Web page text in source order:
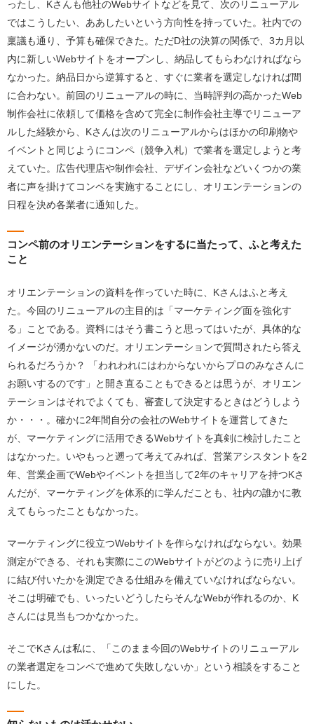
ったし、Kさんも他社のWebサイトなどを見て、次のリニューアル
ではこうしたい、ああしたいという方向性を持っていた。社内での
稟議も通り、予算も確保できた。ただD社の決算の関係で、3カ月以
内に新しいWebサイトをオープンし、納品してもらわなければなら
なかった。納品日から逆算すると、すぐに業者を選定しなければ間
に合わない。前回のリニューアルの時に、当時評判の高かったWeb
制作会社に依頼して価格を含めて完全に制作会社主導でリニューア
ルした経験から、Kさんは次のリニューアルからはほかの印刷物や
イベントと同じようにコンペ（競争入札）で業者を選定しようと考
えていた。広告代理店や制作会社、デザイン会社などいくつかの業
者に声を掛けてコンペを実施することにし、オリエンテーションの
日程を決め各業者に通知した。
コンペ前のオリエンテーションをするに当たって、ふと考えた
こと
オリエンテーションの資料を作っていた時に、Kさんはふと考え
た。今回のリニューアルの主目的は「マーケティング面を強化す
る」ことである。資料にはそう書こうと思ってはいたが、具体的な
イメージが湧かないのだ。オリエンテーションで質問されたら答え
られるだろうか？ 「われわれにはわからないからプロのみなさんに
お願いするのです」と開き直ることもできるとは思うが、オリエン
テーションはそれでよくても、審査して決定するときはどうしよう
か・・・。確かに2年間自分の会社のWebサイトを運営してきた
が、マーケティングに活用できるWebサイトを真剣に検討したこと
はなかった。いやもっと遡って考えてみれば、営業アシスタントを2
年、営業企画でWebやイベントを担当して2年のキャリアを持つKさ
んだが、マーケティングを体系的に学んだことも、社内の誰かに教
えてもらったこともなかった。
マーケティングに役立つWebサイトを作らなければならない。効果
測定ができる、それも実際にこのWebサイトがどのように売り上げ
に結び付いたかを測定できる仕組みを備えていなければならない。
そこは明確でも、いったいどうしたらそんなWebが作れるのか、K
さんには見当もつかなかった。
そこでKさんは私に、「このまま今回のWebサイトのリニューアル
の業者選定をコンペで進めて失敗しないか」という相談をすること
にした。